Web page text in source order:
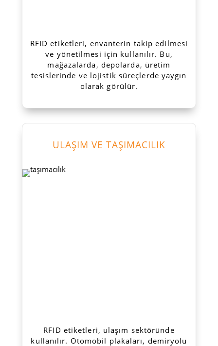
RFID etiketleri, envanterin takip edilmesi
ve yönetilmesi için kullanılır. Bu,
mağazalarda, depolarda, üretim
tesislerinde ve lojistik süreçlerde yaygın
olarak görülür.
ULAŞIM VE TAŞIMACILIK
RFID etiketleri, ulaşım sektöründe
kullanılır. Otomobil plakaları, demiryolu